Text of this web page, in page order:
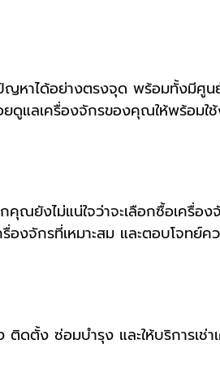
ญหาได้อย่างตรงจุด พร้อมทั้งมีศู
ดูแลเครื่องจักรของคุณให้พร้อมใช้
ณยังไม่แน่ใจว่าจะเลือกซื้อเครื่อ
องจักรที่เหมาะสม และตอบโจทย์
ตั้ง ซ่อมบำรุง และให้บริการเช่า